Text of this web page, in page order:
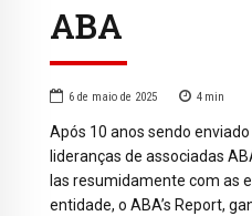
ABA
6 de maio de 2025 4 min
Após 10 anos sendo
lideranças de associadas
las resumidamente com as
entidade, o ABA’s Report,